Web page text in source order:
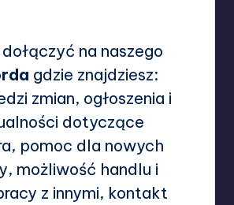
na naszego
gdzie znajdziesz:
zmian, ogłoszenia i
dotyczące
pomoc dla nowych
możliwość handlu i
z innymi, kontakt